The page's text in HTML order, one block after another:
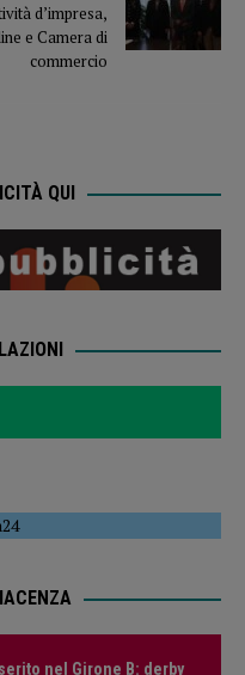
d’impresa,
e Camera di
commercio
QUI
nel Girone B: derby